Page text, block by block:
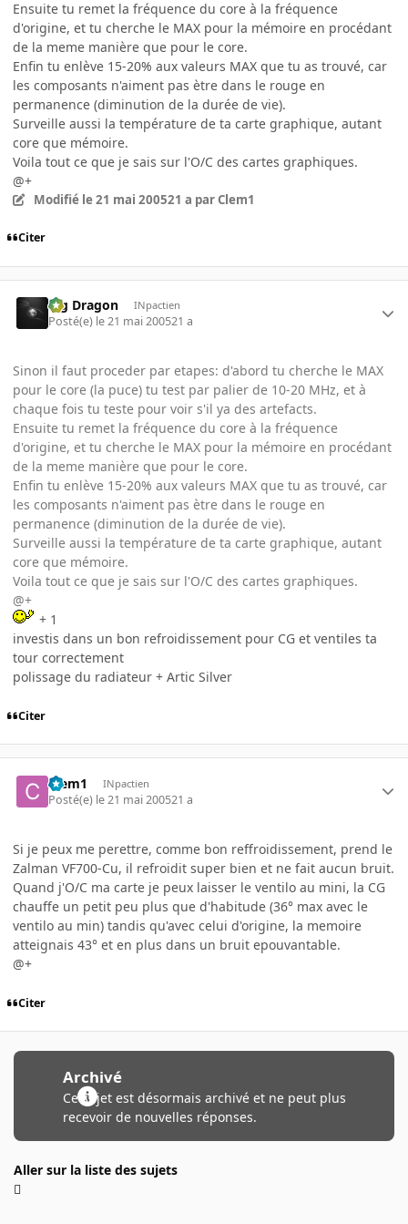
Ensuite tu remet la fréquence du core à la fréquence
d'origine, et tu cherche le MAX pour la mémoire en procédant
de la meme manière que pour le core.
Enfin tu enlève 15-20% aux valeurs MAX que tu as trouvé, car
les composants n'aiment pas ètre dans le rouge en
permanence (diminution de la durée de vie).
Surveille aussi la température de ta carte graphique, autant
core que mémoire.
Voila tout ce que je sais sur l'O/C des cartes graphiques.
@+
Modifié le 21 mai 200521 a par Clem1
Citer
Big Dragon INpactien
Posté(e) le 21 mai 200521 a
Sinon il faut proceder par etapes: d'abord tu cherche le MAX
pour le core (la puce) tu test par palier de 10-20 MHz, et à
chaque fois tu teste pour voir s'il ya des artefacts.
Ensuite tu remet la fréquence du core à la fréquence
d'origine, et tu cherche le MAX pour la mémoire en procédant
de la meme manière que pour le core.
Enfin tu enlève 15-20% aux valeurs MAX que tu as trouvé, car
les composants n'aiment pas ètre dans le rouge en
permanence (diminution de la durée de vie).
Surveille aussi la température de ta carte graphique, autant
core que mémoire.
Voila tout ce que je sais sur l'O/C des cartes graphiques.
@+
+ 1
investis dans un bon refroidissement pour CG et ventiles ta
tour correctement
polissage du radiateur + Artic Silver
Citer
Clem1 INpactien
Posté(e) le 21 mai 200521 a
Si je peux me perettre, comme bon reffroidissement, prend le
Zalman VF700-Cu, il refroidit super bien et ne fait aucun bruit.
Quand j'O/C ma carte je peux laisser le ventilo au mini, la CG
chauffe un petit peu plus que d'habitude (36° max avec le
ventilo au min) tandis qu'avec celui d'origine, la memoire
atteignais 43° et en plus dans un bruit epouvantable.
@+
Citer
Archivé
Ce sujet est désormais archivé et ne peut plus
recevoir de nouvelles réponses.
Aller sur la liste des sujets